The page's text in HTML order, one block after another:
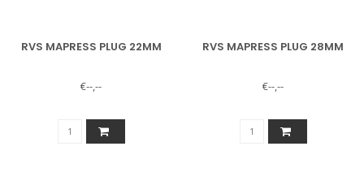
RVS MAPRESS PLUG 22MM
€--,--
RVS MAPRESS PLUG 28MM
€--,--